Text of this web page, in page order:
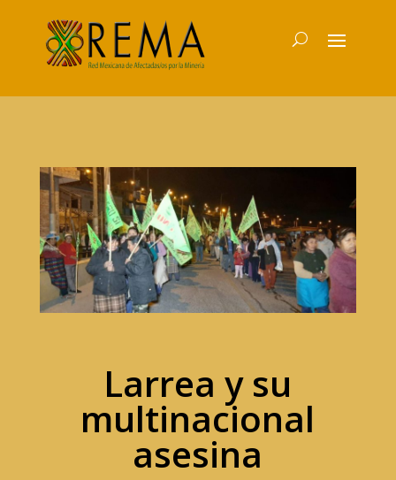
Larrea y su
multinacional
asesina